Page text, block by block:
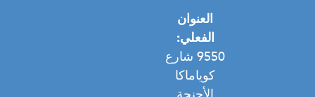
العنوان
الفعلي:
9550 شارع
كوياماكا